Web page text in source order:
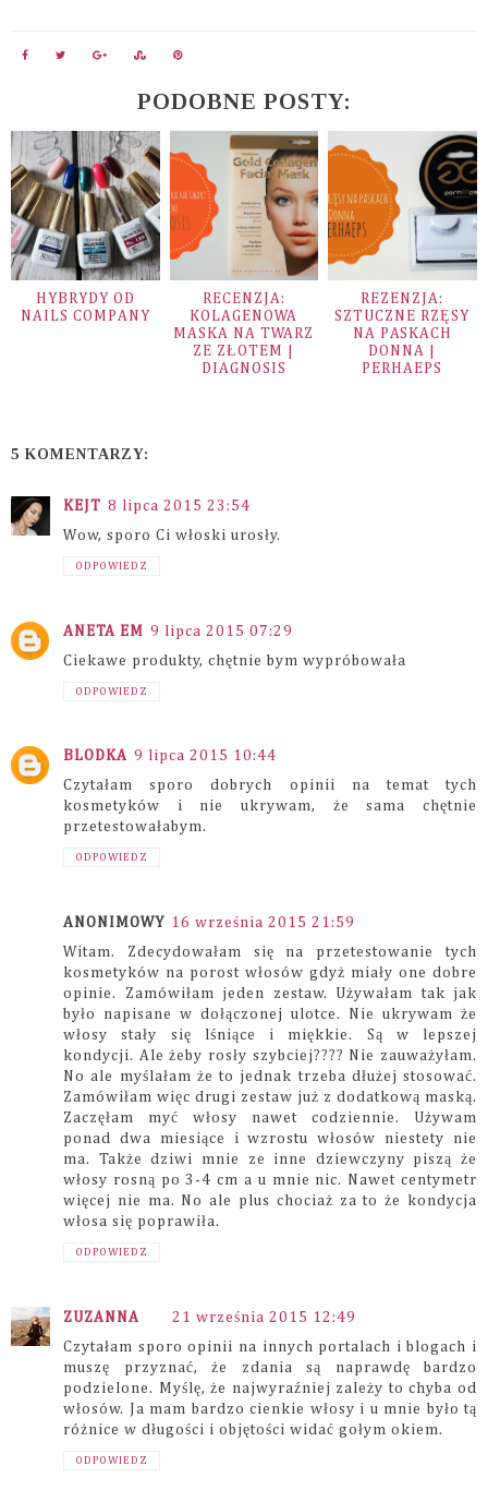
PODOBNE POSTY:
HYBRYDY OD
NAILS COMPANY
RECENZJA:
KOLAGENOWA
MASKA NA TWARZ
ZE ZŁOTEM |
DIAGNOSIS
REZENZJA:
SZTUCZNE RZĘSY
NA PASKACH
DONNA |
PERHAEPS
5 KOMENTARZY:
KEJT 8 lipca 2015 23:54
Wow, sporo Ci włoski urosły.
ODPOWIEDZ
ANETA EM 9 lipca 2015 07:29
Ciekawe produkty, chętnie bym wypróbowała
ODPOWIEDZ
BLODKA 9 lipca 2015 10:44
Czytałam sporo dobrych opinii na temat tych
kosmetyków i nie ukrywam, że sama chętnie
przetestowałabym.
ODPOWIEDZ
ANONIMOWY 16 września 2015 21:59
Witam. Zdecydowałam się na przetestowanie tych
kosmetyków na porost włosów gdyż miały one dobre
opinie. Zamówiłam jeden zestaw. Używałam tak jak
było napisane w dołączonej ulotce. Nie ukrywam że
włosy stały się lśniące i miękkie. Są w lepszej
kondycji. Ale żeby rosły szybciej???? Nie zauważyłam.
No ale myślałam że to jednak trzeba dłużej stosować.
Zamówiłam więc drugi zestaw już z dodatkową maską.
Zaczęłam myć włosy nawet codziennie. Używam
ponad dwa miesiące i wzrostu włosów niestety nie
ma. Także dziwi mnie ze inne dziewczyny piszą że
włosy rosną po 3-4 cm a u mnie nic. Nawet centymetr
więcej nie ma. No ale plus chociaż za to że kondycja
włosa się poprawiła.
ODPOWIEDZ
ZUZANNA
21 września 2015 12:49
Czytałam sporo opinii na innych portalach i blogach i
muszę przyznać, że zdania są naprawdę bardzo
podzielone. Myślę, że najwyraźniej zależy to chyba od
włosów. Ja mam bardzo cienkie włosy i u mnie było tą
różnice w długości i objętości widać gołym okiem.
ODPOWIEDZ